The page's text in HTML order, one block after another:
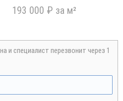
193 000 ₽ за м²
и специалист перезвонит через 1